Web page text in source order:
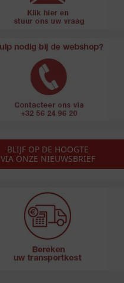
BLIJF OP DE HOOGTE
VIA ONZE NIEUWSBRIEF